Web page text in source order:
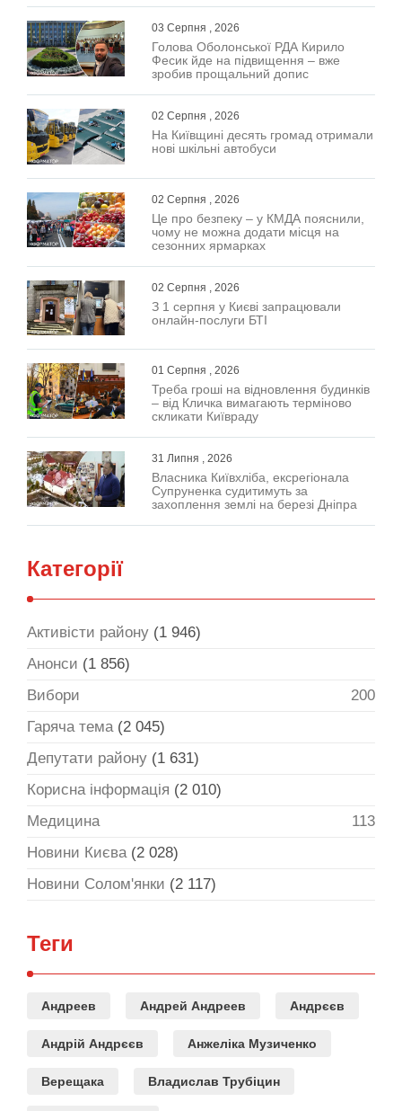
03 Серпня , 2026
Голова Оболонської РДА Кирило
Фесик йде на підвищення – вже
зробив прощальний допис
02 Серпня , 2026
На Київщині десять громад отримали
нові шкільні автобуси
02 Серпня , 2026
Це про безпеку – у КМДА пояснили,
чому не можна додати місця на
сезонних ярмарках
02 Серпня , 2026
З 1 серпня у Києві запрацювали
онлайн-послуги БТІ
01 Серпня , 2026
Треба гроші на відновлення будинків
– від Кличка вимагають терміново
скликати Київраду
31 Липня , 2026
Власника Київхліба, ексрегіонала
Супруненка судитимуть за
захоплення землі на березі Дніпра
Категорії
Активісти району (1 946)
Анонси (1 856)
Вибори
200
Гаряча тема(2 045)
Депутати району (1 631)
Корисна інформація (2 010)
Медицина
113
Новини Києва(2 028)
Новини Солом'янки (2 117)
Теги
Андреев Андрей Андреев Андрєєв
Андрій Андрєєв Анжеліка Музиченко
Верещака Владислав Трубіцин